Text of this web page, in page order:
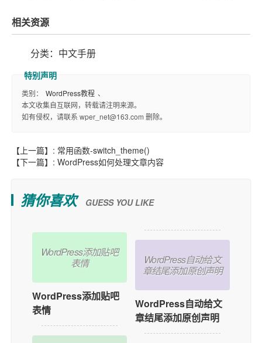
相关资源
分类：中文手册
类别： WordPress教程 、
本文收集自互联网，转载请注明来源。
如有侵权，请联系 wper_net@163.com 删除。
【上一篇】: 常用函数-switch_theme()
【下一篇】: WordPress如何处理文章内容
猜你喜欢 GUESS YOU LIKE
WordPress添加贴吧
表情
WordPress添加贴吧
表情
WordPress自动给文
章结尾添加原创声明
WordPress自动给文
章结尾添加原创声明